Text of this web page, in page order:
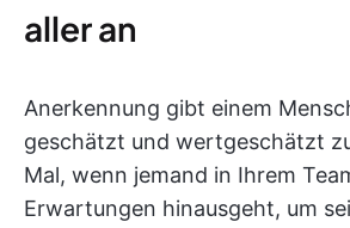
aller an
Anerkennung gibt einem
geschätzt und wertgeschätzt
Mal, wenn jemand in Ihrem
Erwartungen hinausgeht, um